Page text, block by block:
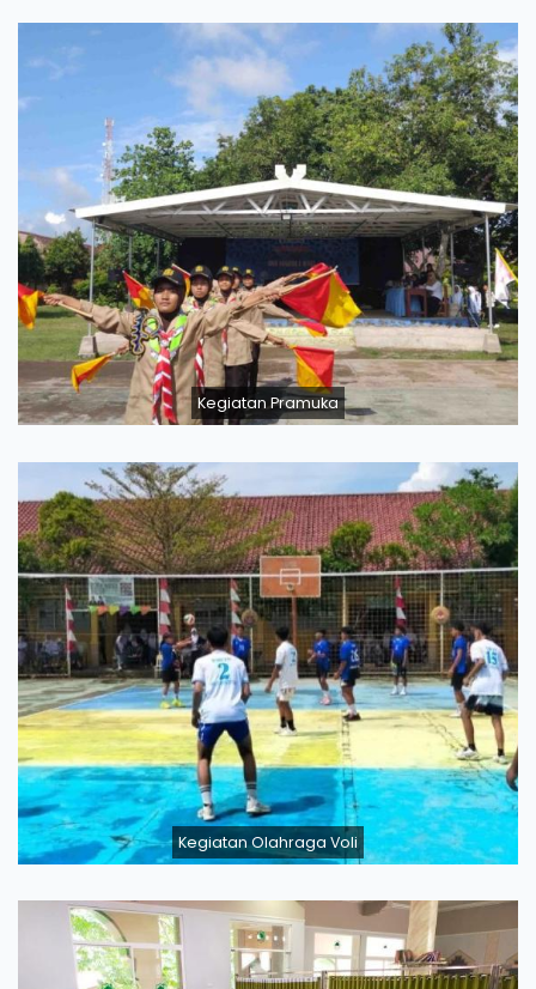
Kegiatan Pramuka
Kegiatan Olahraga Voli